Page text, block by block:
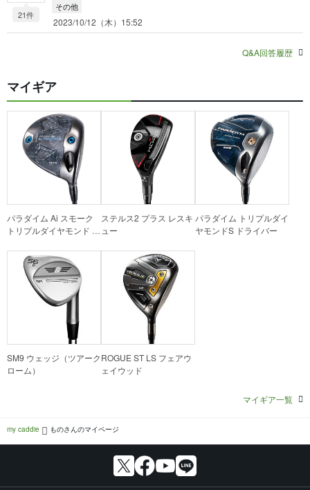
21件
その他
2023/10/12（木）15:52
Q&A回答履歴
マイギア
パラダイム Ai スモーク
トリプルダイヤモンド S
ステルス2 プラス レスキ
ュー
パラダイム トリプルダイ
ヤモンドS ドライバー
SM9 ウェッジ（ツアーク
ローム）
ROGUE ST LS フェアウ
ェイウッド
マイギア一覧
my caddie ものさんのマイページ